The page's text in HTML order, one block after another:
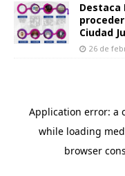
Destaca
Ciudad
26 de